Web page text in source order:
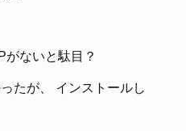
ないと駄目？
たが、 インストールし